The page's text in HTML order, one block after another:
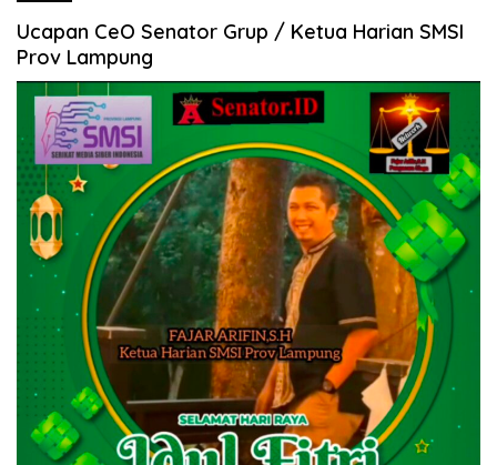
Ucapan CeO Senator Grup / Ketua Harian SMSI
Prov Lampung